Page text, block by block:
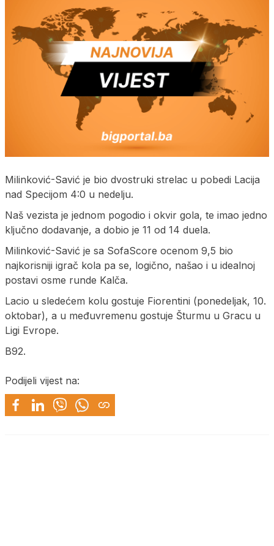
Milinković-Savić je bio dvostruki strelac u pobedi Lacija
nad Specijom 4:0 u nedelju.
Naš vezista je jednom pogodio i okvir gola, te imao jedno
ključno dodavanje, a dobio je 11 od 14 duela.
Milinković-Savić je sa SofaScore ocenom 9,5 bio
najkorisniji igrač kola pa se, logično, našao i u idealnoj
postavi osme runde Kalča.
Lacio u sledećem kolu gostuje Fiorentini (ponedeljak, 10.
oktobar), a u međuvremenu gostuje Šturmu u Gracu u
Ligi Evrope.
B92.
Podijeli vijest na: